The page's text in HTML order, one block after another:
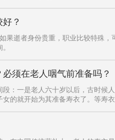
不同，但一般来说，价格范围也
？
果逝者身份贵重，职业比较特殊，
须在老人咽气前准备吗？
：一是老人六十岁以后，古时候
的就开始为其准备寿衣了。等寿
、八十四”的时候为老人买寿衣。
始逐渐衰竭。当医生给老人下病